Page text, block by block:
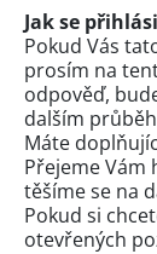
Jak se
Pokud Vás
prosím na
odpověď,
dalším
Máte
Přejeme Vám
těšíme se na
Pokud si
otevřených